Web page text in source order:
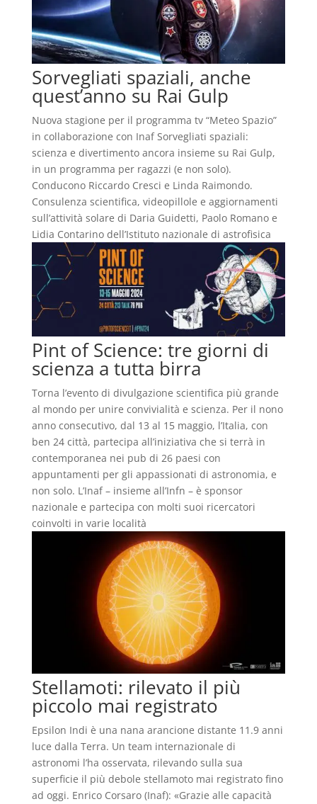
Sorvegliati spaziali, anche
quest’anno su Rai Gulp
Nuova stagione per il programma tv “Meteo Spazio”
in collaborazione con Inaf Sorvegliati spaziali:
scienza e divertimento ancora insieme su Rai Gulp,
in un programma per ragazzi (e non solo).
Conducono Riccardo Cresci e Linda Raimondo.
Consulenza scientifica, videopillole e aggiornamenti
sull’attività solare di Daria Guidetti, Paolo Romano e
Lidia Contarino dell’Istituto nazionale di astrofisica
Pint of Science: tre giorni di
scienza a tutta birra
Torna l’evento di divulgazione scientifica più grande
al mondo per unire convivialità e scienza. Per il nono
anno consecutivo, dal 13 al 15 maggio, l’Italia, con
ben 24 città, partecipa all’iniziativa che si terrà in
contemporanea nei pub di 26 paesi con
appuntamenti per gli appassionati di astronomia, e
non solo. L’Inaf – insieme all’Infn – è sponsor
nazionale e partecipa con molti suoi ricercatori
coinvolti in varie località
Stellamoti: rilevato il più
piccolo mai registrato
Epsilon Indi è una nana arancione distante 11.9 anni
luce dalla Terra. Un team internazionale di
astronomi l’ha osservata, rilevando sulla sua
superficie il più debole stellamoto mai registrato fino
ad oggi. Enrico Corsaro (Inaf): «Grazie alle capacità